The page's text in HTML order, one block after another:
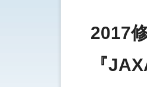
2017
『